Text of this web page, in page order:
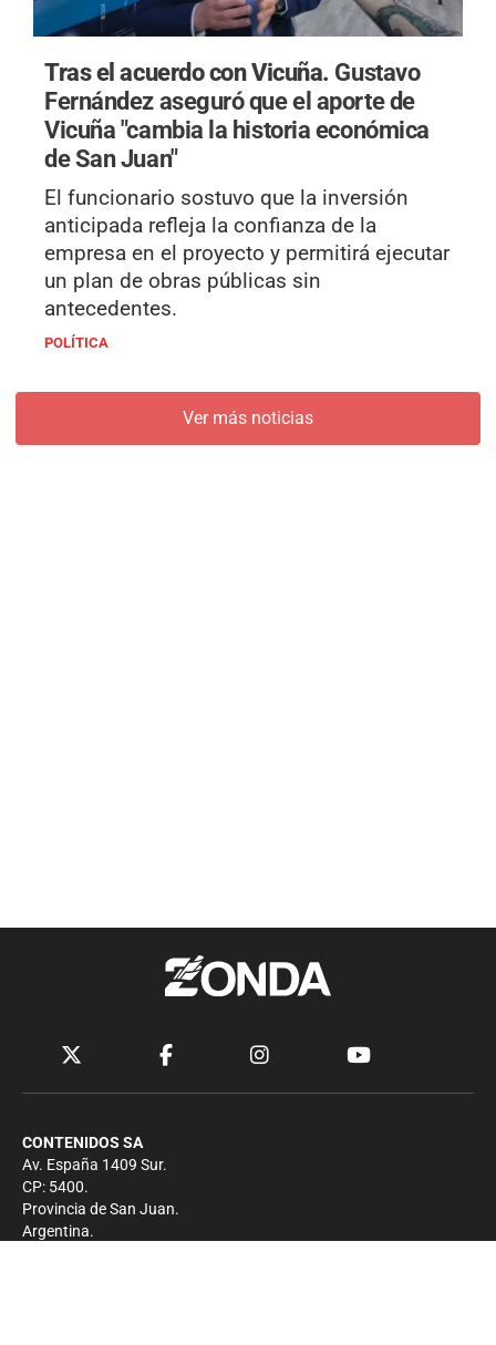
Tras el acuerdo con Vicuña. Gustavo
Fernández aseguró que el aporte de
Vicuña "cambia la historia económica
de San Juan"
El funcionario sostuvo que la inversión
anticipada refleja la confianza de la
empresa en el proyecto y permitirá ejecutar
un plan de obras públicas sin
antecedentes.
POLÍTICA
Ver más noticias
CONTENIDOS SA
Av. España 1409 Sur.
CP: 5400.
Provincia de San Juan.
Argentina.